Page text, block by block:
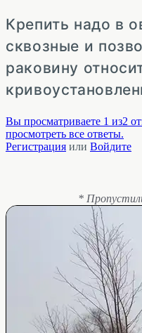
Крепить надо в
сквозные и
раковину
Вы просматриваете 1 из2
просмотреть все ответы.
Регистрация или Войдите
*